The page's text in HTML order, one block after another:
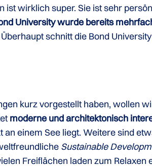
wirklich super. Sie ist sehr
University wurde bereits
schnitt die Bond
kurz vorgestellt haben, wollen
moderne und architektonisch
an einem See liegt. Weitere sind
Sustainable
Freiflächen laden zum Relaxen